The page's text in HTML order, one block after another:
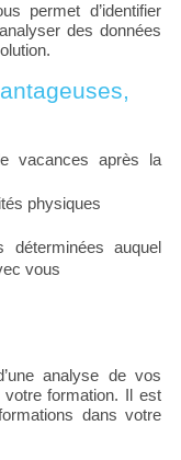
permet d’identifier
des données
vacances après la
physiques
auquel
vous
analyse de vos
formation. Il est
dans votre